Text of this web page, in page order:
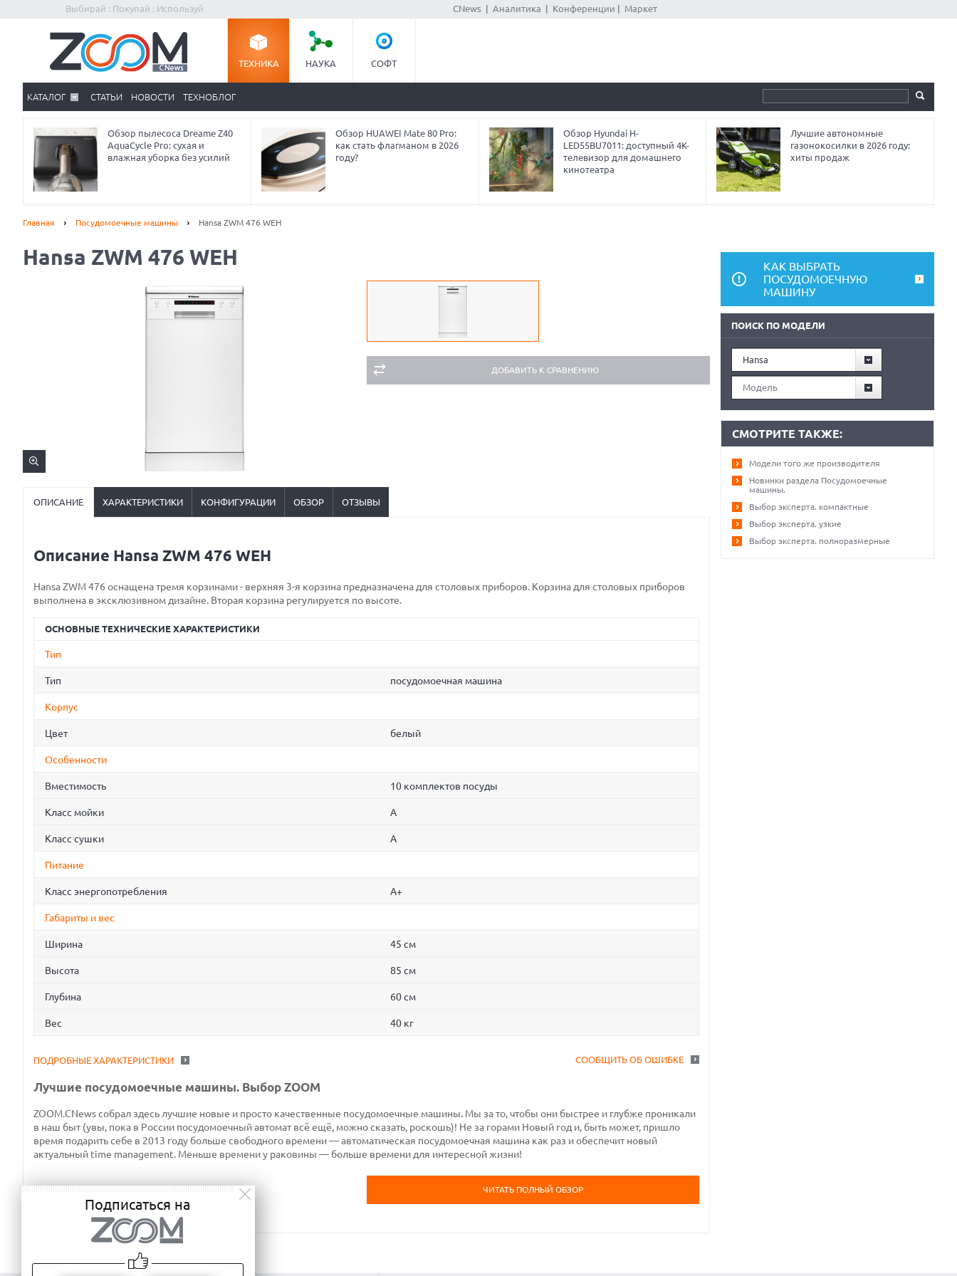
Выбирай : Покупай : Используй CNews| Аналитика Конференции Маркет
ТЕХНИКА НАУКА СОФТ
КАТАЛОГ СТАТЬИ НОВОСТИ ТЕХНОБЛОГ
Обзор пылесоса Dreame Z40
AquaCycle Pro: сухая и
влажная уборка без усилий
Обзор HUAWEI Mate 80 Pro:
как стать флагманом в 2026
году?
Обзор Hyundai H-
LED55BU7011: доступный 4K-
телевизор для домашнего
кинотеатра
Лучшие автономные
газонокосилки в 2026 году:
хиты продаж
Главная Посудомоечные машины Hansa ZWM 476 WEH
Hansa ZWM 476 WEH
ДОБАВИТЬ К СРАВНЕНИЮ
ОПИСАНИЕ ХАРАКТЕРИСТИКИ КОНФИГУРАЦИИ ОБЗОР ОТЗЫВЫ
Описание Hansa ZWM 476 WEH
Hansa ZWM 476 оснащена тремя корзинами - верхняя 3-я корзина предназначена для столовых приборов. Корзина для столовых приборов
выполнена в эксклюзивном дизайне. Вторая корзина регулируется по высоте.
ОСНОВНЫЕ ТЕХНИЧЕСКИЕ ХАРАКТЕРИСТИКИ
Тип
Тип посудомоечная машина
Корпус
Цвет белый
Особенности
Вместимость 10 комплектов посуды
Класс мойки A
Класс сушки A
Питание
Класс энергопотребления A+
Габариты и вес
Ширина 45 см
Высота 85 см
Глубина 60 см
Вес 40 кг
СООБЩИТЬ ОБ ОШИБКЕ
ПОДРОБНЫЕ ХАРАКТЕРИСТИКИ
Лучшие посудомоечные машины. Выбор ZOOM
ZOOM.CNews собрал здесь лучшие новые и просто качественные посудомоечные машины. Мы за то, чтобы они быстрее и глубже проникали
в наш быт (увы, пока в России посудомоечный автомат всё ещё, можно сказать, роскошь)! Не за горами Новый год и, быть может, пришло
время подарить себе в 2013 году больше свободного времени — автоматическая посудомоечная машина как раз и обеспечит новый
актуальный time management. Меньше времени у раковины — больше времени для интересной жизни!
ЧИТАТЬ ПОЛНЫЙ ОБЗОР
КАК ВЫБРАТЬ
ПОСУДОМОЕЧНУЮ
МАШИНУ
ПОИСК ПО МОДЕЛИ
Hansa
Модель
СМОТРИТЕ ТАКЖЕ:
Модели того же производителя
Новинки раздела Посудомоечные
машины.
Выбор эксперта. компактные
Выбор эксперта. узкие
Выбор эксперта. полноразмерные
Подписаться на